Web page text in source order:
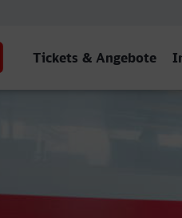
Tickets & Angebote